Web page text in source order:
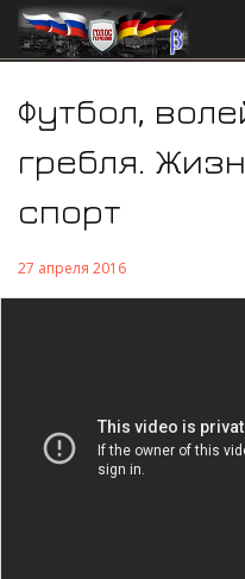
Футбол,
гребля.
спорт
27 апреля 2016